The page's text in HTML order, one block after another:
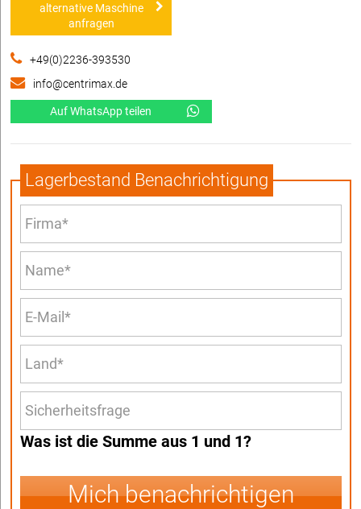
alternative Maschine
anfragen
+49(0)2236-393530
info@centrimax.de
Auf WhatsApp teilen
Lagerbestand Benachrichtigung
Was ist die Summe aus 1 und 1?
Mich benachrichtigen